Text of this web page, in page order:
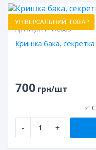
УНІВЕРСАЛЬНИЙ ТОВАР
Артикул:11118888
Кришка бака, секретка
700 грн/шт
✅
- +